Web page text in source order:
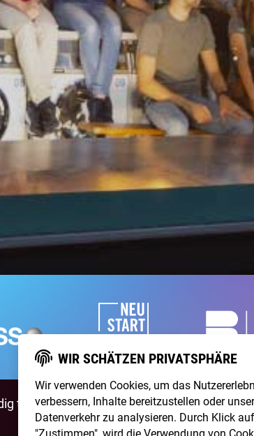
talentierte Artists & natürlich ist
WIR SCHÄTZEN PRIVATSPHÄRE
Wir verwenden Cookies, um das
verbessern, Inhalte bereitzustellen oder
Datenverkehr zu analysieren. Durch Klick auf